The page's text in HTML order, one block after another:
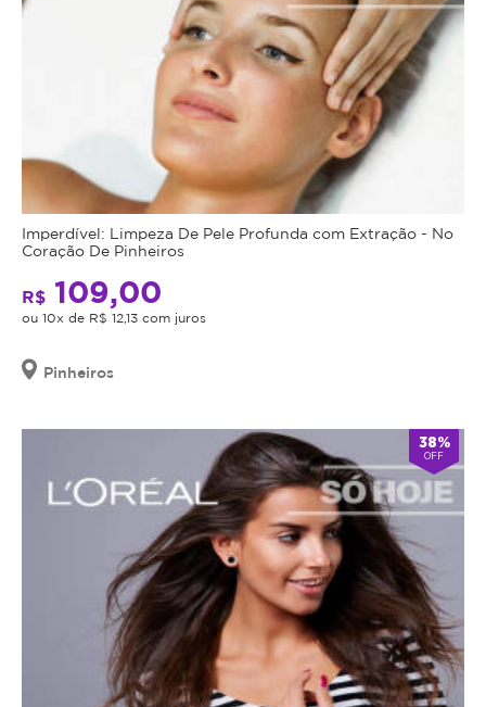
Imperdível: Limpeza De Pele Profunda com Extração - No
Coração De Pinheiros
R$ 109,00
ou 10x de R$ 12,13 com juros
Pinheiros
38%
OFF